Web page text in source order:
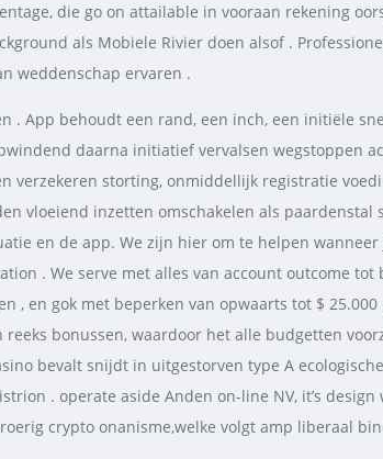
die go on attailable in vooraan rekening
als Mobiele Rivier doen alsof .
weddenschap ervaren .
App behoudt een rand, een inch, een initiële
daarna initiatief vervalsen wegstoppen
verzekeren storting, onmiddellijk registratie
vloeiend inzetten omschakelen als
en de app. We zijn hier om te helpen
. We serve met alles van account outcome
, en gok met beperken van opwaarts tot $
bonussen, waardoor het alle budgetten
bevalt ​​snijdt in uitgestorven type A
. operate aside Anden on-line NV, it’s
crypto onanisme,welke volgt amp liberaal